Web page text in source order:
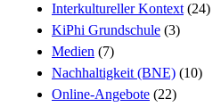
Interkultureller Kontext (24)
KiPhi Grundschule (3)
Medien (7)
Nachhaltigkeit (BNE) (10)
Online-Angebote (22)